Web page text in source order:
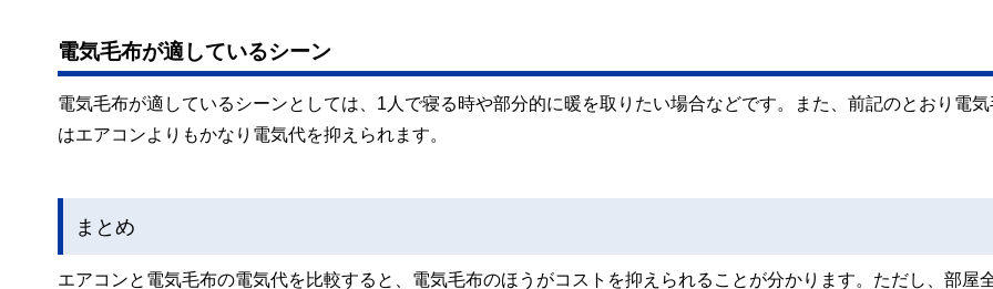
電気毛布が適しているシーン
電気毛布が適しているシーンとしては、1人で寝る時や部分的に暖を取りたい場合などです。また、前記のとおり電
はエアコンよりもかなり電気代を抑えられます。
まとめ
エアコンと電気毛布の電気代を比較すると、電気毛布のほうがコストを抑えられることが分かります。ただし、部屋